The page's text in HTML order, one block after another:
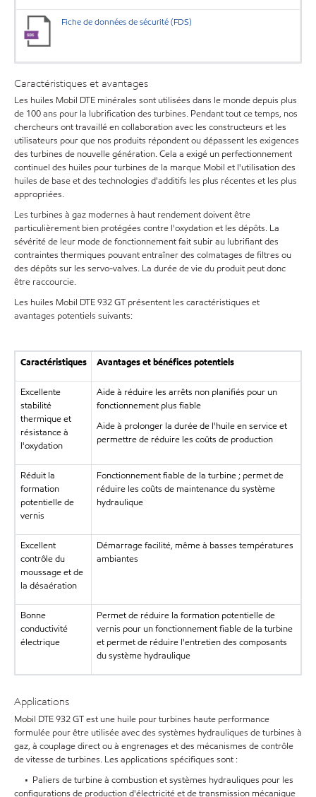
Fiche de données de sécurité (FDS)
Caractéristiques et avantages
Les huiles Mobil DTE minérales sont utilisées dans le monde depuis plus
de 100 ans pour la lubrification des turbines. Pendant tout ce temps, nos
chercheurs ont travaillé en collaboration avec les constructeurs et les
utilisateurs pour que nos produits répondent ou dépassent les exigences
des turbines de nouvelle génération. Cela a exigé un perfectionnement
continuel des huiles pour turbines de la marque Mobil et l'utilisation des
huiles de base et des technologies d'additifs les plus récentes et les plus
appropriées.
Les turbines à gaz modernes à haut rendement doivent être
particulièrement bien protégées contre l'oxydation et les dépôts. La
sévérité de leur mode de fonctionnement fait subir au lubrifiant des
contraintes thermiques pouvant entraîner des colmatages de filtres ou
des dépôts sur les servo-valves. La durée de vie du produit peut donc
être raccourcie.
Les huiles Mobil DTE 932 GT présentent les caractéristiques et
avantages potentiels suivants:
Caractéristiques Avantages et bénéfices potentiels
Excellente
stabilité
thermique et
résistance à
l'oxydation
Aide à réduire les arrêts non planifiés pour un
fonctionnement plus fiable
Aide à prolonger la durée de l'huile en service et
permettre de réduire les coûts de production
Réduit la
formation
potentielle de
vernis
Fonctionnement fiable de la turbine ; permet de
réduire les coûts de maintenance du système
hydraulique
Excellent
contrôle du
moussage et de
la désaération
Démarrage facilité, même à basses températures
ambiantes
Bonne
conductivité
électrique
Permet de réduire la formation potentielle de
vernis pour un fonctionnement fiable de la turbine
et permet de réduire l'entretien des composants
du système hydraulique
Applications
Mobil DTE 932 GT est une huile pour turbines haute performance
formulée pour être utilisée avec des systèmes hydrauliques de turbines à
gaz, à couplage direct ou à engrenages et des mécanismes de contrôle
de vitesse de turbines. Les applications spécifiques sont :
• Paliers de turbine à combustion et systèmes hydrauliques pour les
configurations de production d'électricité et de transmission mécanique